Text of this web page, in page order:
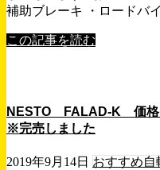
補助ブレーキ ・ロードバ
この記事を読む
NESTO FALAD-K 価格
※完売しました
2019年9月14日 おすすめ自